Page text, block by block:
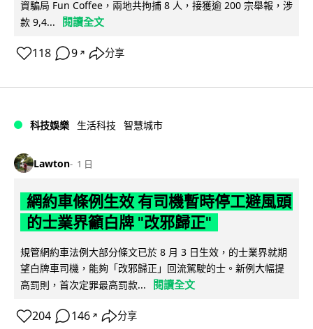
資騙局 Fun Coffee，兩地共拘捕 8 人，接獲逾 200 宗舉報，涉
款 9,4...
閱讀全文
118 9 ↗ 分享
科技娛樂 生活科技 智慧城市
Lawton 1 日
網約車條例生效 有司機暫時停工避風頭
的士業界籲白牌 "改邪歸正"
規管網約車法例大部分條文已於 8 月 3 日生效，的士業界就期
望白牌車司機，能夠「改邪歸正」回流駕駛的士。新例大幅提
高罰則，首次定罪最高罰款...
閱讀全文
204 146 ↗ 分享